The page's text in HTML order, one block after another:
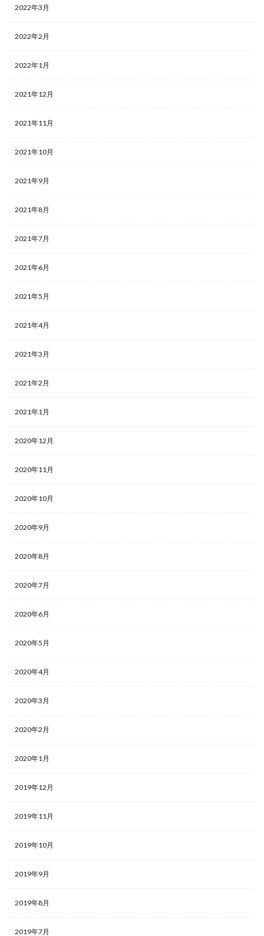
2022年3月
2022年2月
2022年1月
2021年12月
2021年11月
2021年10月
2021年9月
2021年8月
2021年7月
2021年6月
2021年5月
2021年4月
2021年3月
2021年2月
2021年1月
2020年12月
2020年11月
2020年10月
2020年9月
2020年8月
2020年7月
2020年6月
2020年5月
2020年4月
2020年3月
2020年2月
2020年1月
2019年12月
2019年11月
2019年10月
2019年9月
2019年8月
2019年7月